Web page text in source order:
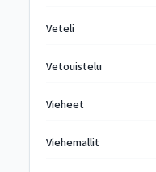
Veteli
Vetouistelu
Vieheet
Viehemallit